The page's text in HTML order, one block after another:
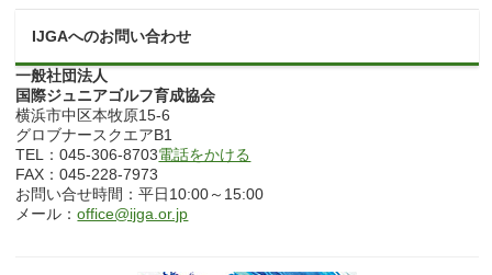
IJGAへのお問い合わせ
一般社団法人
国際ジュニアゴルフ育成協会
横浜市中区本牧原15-6
グロブナースクエアB1
TEL：045-306-8703電話をかける
FAX：045-228-7973
お問い合せ時間：平日10:00～15:00
メール：office@ijga.or.jp